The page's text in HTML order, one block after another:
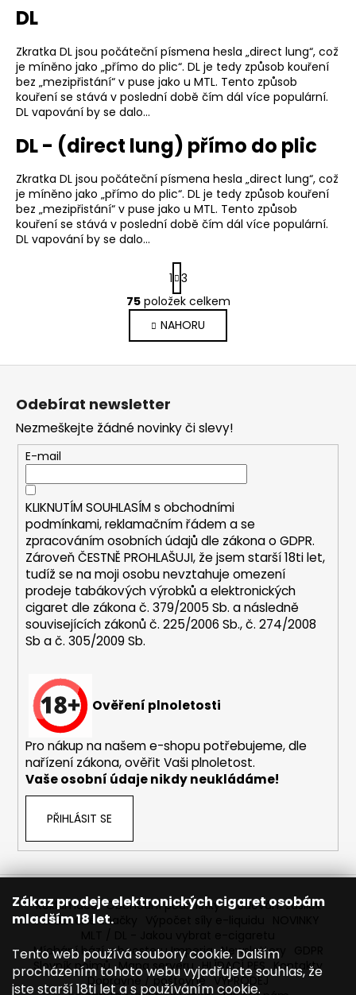
Zákaz prodeje elektronických cigaret osobám
mladším 18 let.
Tento web používá soubory cookie. Dalším
procházením tohoto webu vyjadřujete souhlas, že
jste starší 18ti let a s používáním cookie.
DL
Zkratka DL jsou počáteční písmena hesla „direct lung“, což
je míněno jako „přímo do plic“. DL je tedy způsob kouření
bez „mezipřistání“ v puse jako u MTL. Tento způsob
kouření se stává v poslední době čím dál více populární.
DL vapování by se dalo…
DL - (direct lung) přímo do plic
Zkratka DL jsou počáteční písmena hesla „direct lung“, což
je míněno jako „přímo do plic“. DL je tedy způsob kouření
bez „mezipřistání“ v puse jako u MTL. Tento způsob
kouření se stává v poslední době čím dál více populární.
DL vapování by se dalo…
O
v
l
á
í
p
r
v
k
y
v
ý
p
i
s
u
S
t
r
á
n
k
o
í
1 3
75položek celkem
NAHORU
Odebírat newsletter
Nezmeškejte žádné novinky či slevy!
E-mail
KLIKNUTÍM SOUHLASÍM s obchodními
podmínkami,reklamačním řádem a se
zpracováním osobních údajů dle zákona oGDPR.
Zároveň ČESTNĚ PROHLAŠUJI, že jsem starší 18ti let,
tudíž se na moji osobu nevztahuje omezení
prodeje tabákových výrobků a elektronických
cigaret dle zákona č. 379/2005 Sb. a následně
souvisejících zákonů č. 225/2006 Sb., č. 274/2008
Sb a č. 305/2009 Sb.
Ověření plnoletosti
Pro nákup na našem e-shopu potřebujeme, dle
nařízení zákona, ověřit Vaši plnoletost.
Vaše osobní údaje nikdy neukládáme!
PŘIHLÁSIT SE
Reklamace Obchodní podmínky Sledování zásilek
Prodávané značky
Míchání bází a boosteru Imperia Newslettery
Slovník pojmů Mapa serveru HLÍDACÍ PES Kontakty
Dopravné / poštovné VÝPRODEJ